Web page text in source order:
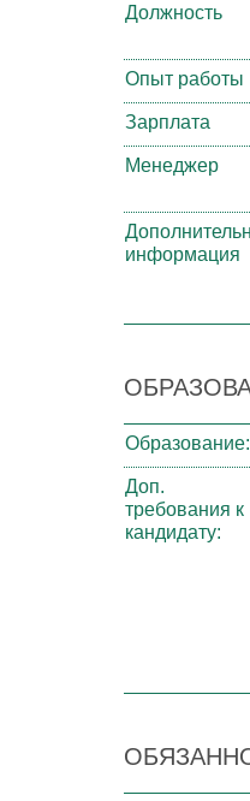
Должность
Опыт работы
Зарплата
Менеджер
информация
Образование:
Доп.
требования к
кандидату: